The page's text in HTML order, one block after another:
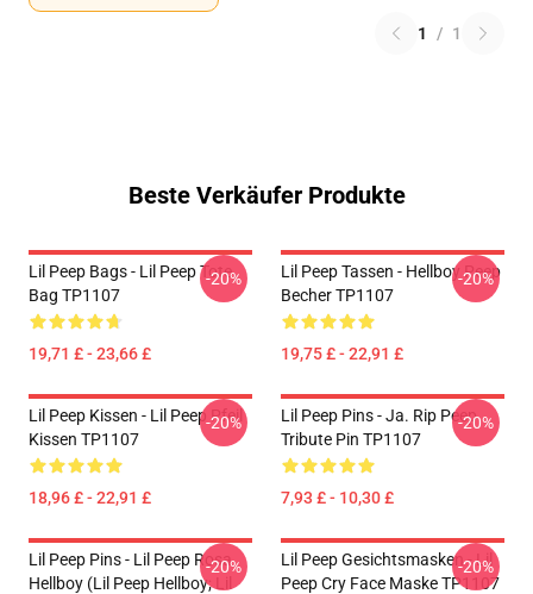
1 / 1
Beste Verkäufer Produkte
Lil Peep Bags - Lil Peep Tote
Bag TP1107
19,71 £ - 23,66 £
-20%
Lil Peep Tassen - Hellboy Peep
Becher TP1107
19,75 £ - 22,91 £
-20%
Lil Peep Kissen - Lil Peep Pfeil
Kissen TP1107
18,96 £ - 22,91 £
-20%
Lil Peep Pins - Ja. Rip Peep
Tribute Pin TP1107
7,93 £ - 10,30 £
-20%
Lil Peep Pins - Lil Peep Rosa
Hellboy (Lil Peep Hellboy; Lil
-20%
Lil Peep Gesichtsmasken - Lil
Peep Cry Face Maske TP1107
-20%